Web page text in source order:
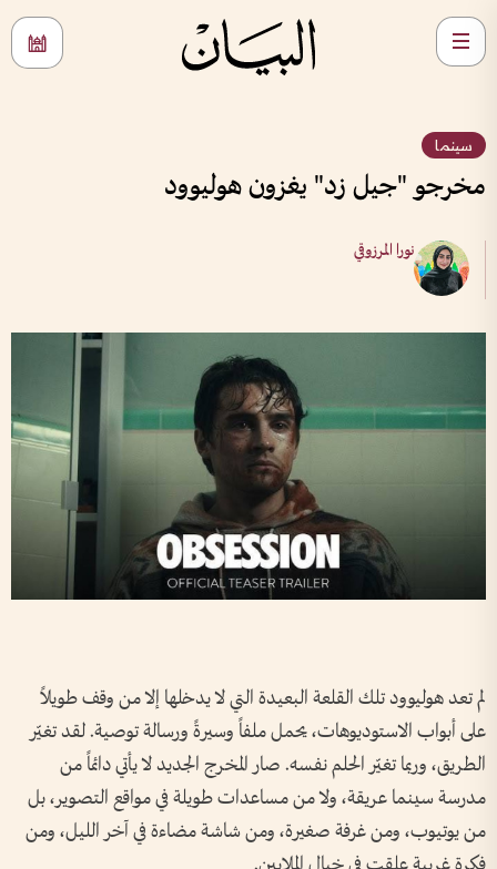
سينما
مخرجو "جيل زد" يغزون هوليوود
نورا المرزوقي
لم تعد هوليوود تلك القلعة البعيدة التي لا يدخلها إلا من وقف طويلاً
على أبواب الاستوديوهات، يحمل ملفاً وسيرةً ورسالة توصية. لقد تغيّر
الطريق، وربما تغيّر الحلم نفسه. صار المخرج الجديد لا يأتي دائماً من
مدرسة سينما عريقة، ولا من مساعدات طويلة في مواقع التصوير، بل
من يوتيوب، ومن غرفة صغيرة، ومن شاشة مضاءة في آخر الليل، ومن